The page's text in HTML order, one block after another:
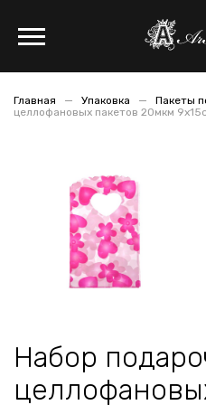
Главная Упаковка Пакеты
целлофановых пакетов 20мкм
Набор